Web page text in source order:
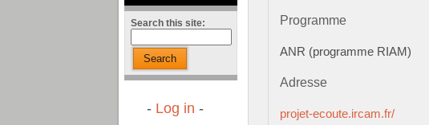
Search this site:
Search
- Log in -
Programme
ANR (programme RIAM)
Adresse
projet-ecoute.ircam.fr/